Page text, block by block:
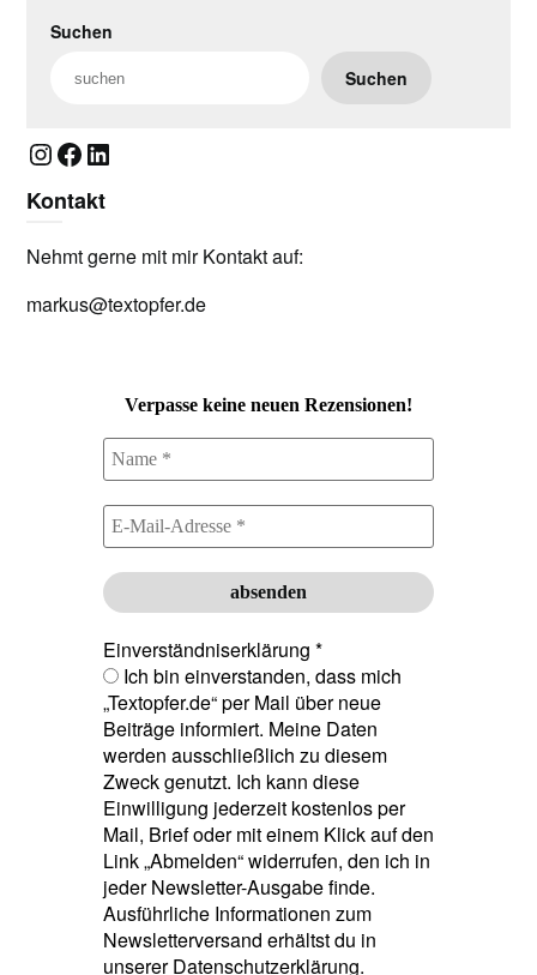
Suchen
Suchen
Instagram
Facebook
LinkedIn
Kontakt
Nehmt gerne mit mir Kontakt auf:
markus@textopfer.de
Verpasse keine neuen Rezensionen!
Einverständniserklärung *
Ich bin einverstanden, dass mich
„Textopfer.de“ per Mail über neue
Beiträge informiert. Meine Daten
werden ausschließlich zu diesem
Zweck genutzt. Ich kann diese
Einwilligung jederzeit kostenlos per
Mail, Brief oder mit einem Klick auf den
Link „Abmelden“ widerrufen, den ich in
jeder Newsletter-Ausgabe finde.
Ausführliche Informationen zum
Newsletterversand erhältst du in
unserer Datenschutzerklärung.